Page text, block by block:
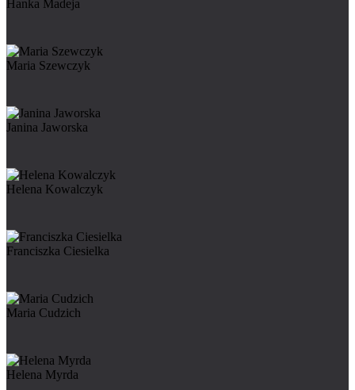
Hanka Madeja
Maria Szewczyk
Janina Jaworska
Helena Kowalczyk
Franciszka Ciesielka
Maria Cudzich
Helena Myrda